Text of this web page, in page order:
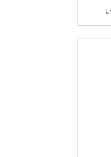
感じ。
ージュ
鼻筋な